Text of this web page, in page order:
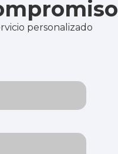
personalizado